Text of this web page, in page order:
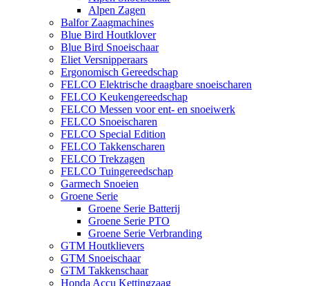
Alpen Zagen
Balfor Zaagmachines
Blue Bird Houtklover
Blue Bird Snoeischaar
Eliet Versnipperaars
Ergonomisch Gereedschap
FELCO Elektrische draagbare snoeischaren
FELCO Keukengereedschap
FELCO Messen voor ent- en snoeiwerk
FELCO Snoeischaren
FELCO Special Edition
FELCO Takkenscharen
FELCO Trekzagen
FELCO Tuingereedschap
Garmech Snoeien
Groene Serie
Groene Serie Batterij
Groene Serie PTO
Groene Serie Verbranding
GTM Houtklievers
GTM Snoeischaar
GTM Takkenschaar
Honda Accu Kettingzaag